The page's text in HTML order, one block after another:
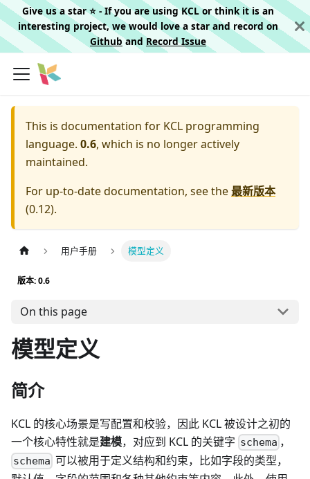
Give us a star ⭐️ - If you are using KCL or think it is an
interesting project, we would love a star and record on
Githuband Record Issue
This is documentation for KCL programming
language. 0.6, which is no longer actively
maintained.
For up-to-date documentation, see the最新版本
(0.12).
用户手册 模型定义
版本: 0.6
On this page
模型定义
简介
KCL 的核心场景是写配置和校验，因此 KCL 被设计之初的
一个核心特性就是建模，对应到 KCL 的关键字 schema ，
schema 可以被用于定义结构和约束，比如字段的类型，